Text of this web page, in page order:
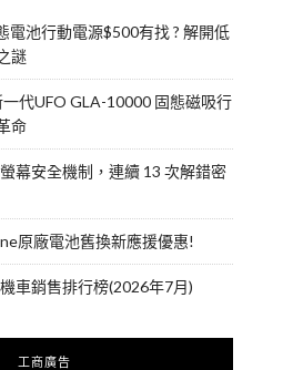
電池行動電源$500有找 ? 解開低
謎
代UFO GLA-10000 固態磁吸行
命
幕安全機制，連續 13 次解錯密
原廠電池舊換新應援優惠!
車銷售排行榜(2026年7月)
工商廣告